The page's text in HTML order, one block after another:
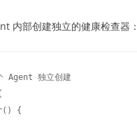
内部创建独立的健康检查器：
Agent 独立创建
{